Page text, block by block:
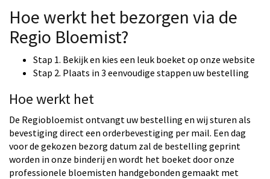
Hoe werkt het bezorgen via de
Regio Bloemist?
Stap 1. Bekijk en kies een leuk boeket op onze website
Stap 2. Plaats in 3 eenvoudige stappen uw bestelling
Hoe werkt het
De Regiobloemist ontvangt uw bestelling en wij sturen als
bevestiging direct een orderbevestiging per mail. Een dag
voor de gekozen bezorg datum zal de bestelling geprint
worden in onze binderij en wordt het boeket door onze
professionele bloemisten handgebonden gemaakt met